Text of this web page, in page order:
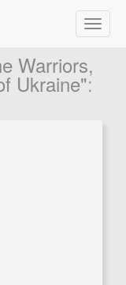
Warriors,
Ukraine":